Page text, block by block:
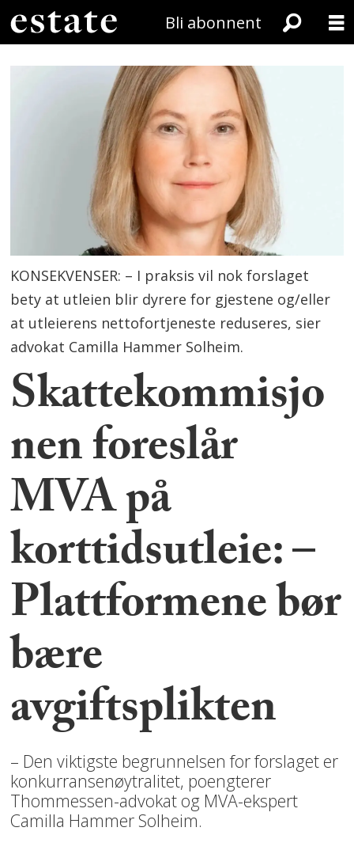
Bli abonnent
KONSEKVENSER: – I praksis vil nok forslaget
bety at utleien blir dyrere for gjestene og/eller
at utleierens nettofortjeneste reduseres, sier
advokat Camilla Hammer Solheim.
Skattekommisjo
nen foreslår
MVA på
korttidsutleie: –
Plattformene bør
bære
avgiftsplikten
– Den viktigste begrunnelsen for forslaget er
konkurransenøytralitet, poengterer
Thommessen-advokat og MVA-ekspert
Camilla Hammer Solheim.